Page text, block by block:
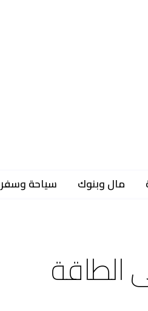
مال وبنوك سياحة وسفر
الطاقة